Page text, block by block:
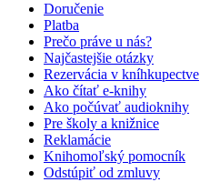
Doručenie
Platba
Prečo práve u nás?
Najčastejšie otázky
Rezervácia v kníhkupectve
Ako čítať e-knihy
Ako počúvať audioknihy
Pre školy a knižnice
Reklamácie
Knihomoľský pomocník
Odstúpiť od zmluvy